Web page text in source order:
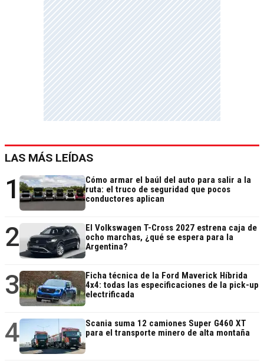
LAS MÁS LEÍDAS
1
Cómo armar el baúl del auto para salir a la
ruta: el truco de seguridad que pocos
conductores aplican
2
El Volkswagen T-Cross 2027 estrena caja de
ocho marchas, ¿qué se espera para la
Argentina?
3
Ficha técnica de la Ford Maverick Híbrida
4x4: todas las especificaciones de la pick-up
electrificada
4
Scania suma 12 camiones Super G460 XT
para el transporte minero de alta montaña